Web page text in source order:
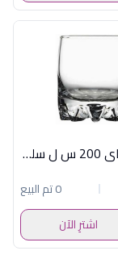
طقم 6 شاى 200 س ل سلفانا
0 تم البيع
اشترِ الآن